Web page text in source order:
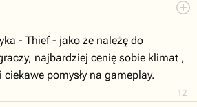
12
- Thief - jako że należę do
najbardziej cenię sobie klimat ,
pomysły na gameplay.